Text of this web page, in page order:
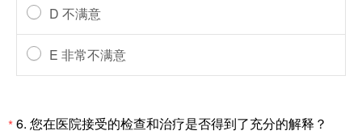
D 不满意
E 非常不满意
*6. 您在医院接受的检查和治疗是否得到了充分的解释？